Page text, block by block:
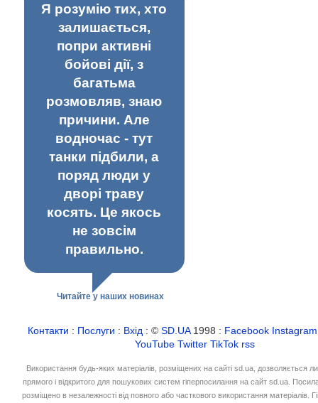
Я розумію тих, хто
залишається,
попри активні
бойові дії, з
багатьма
розмовляв, знаю
причини. Але
водночас - тут
танки підбили, а
поряд люди у
дворі траву
косять. Це якось
не зовсім
правильно.
Читайте у наших новинах
Контакти : Послуги : Вхід : ©SD.UA1998 : Facebook Instagram
YouTube Twitter TikTok rss
Використання будь-яких матеріалів, розміщених на сайті sd.ua, дозволяється
прямого і відкритого для пошукових систем гіперпосилання на сайт sd.ua.
розміщено в незалежності від повного або часткового використання матеріалів.